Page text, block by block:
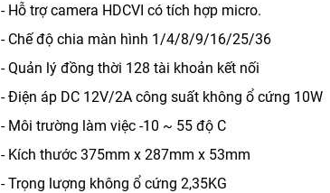
- Hỗ trợ camera HDCVI có tích hợp micro.
- Chế độ chia màn hình 1/4/8/9/16/25/36
- Quản lý đồng thời 128 tài khoản kết nối
- Điện áp DC 12V/2A công suất không ổ cứng 10W
- Môi trường làm việc -10 ~ 55 độ C
- Kích thước 375mm x 287mm x 53mm
- Trọng lượng không ổ cứng 2,35KG